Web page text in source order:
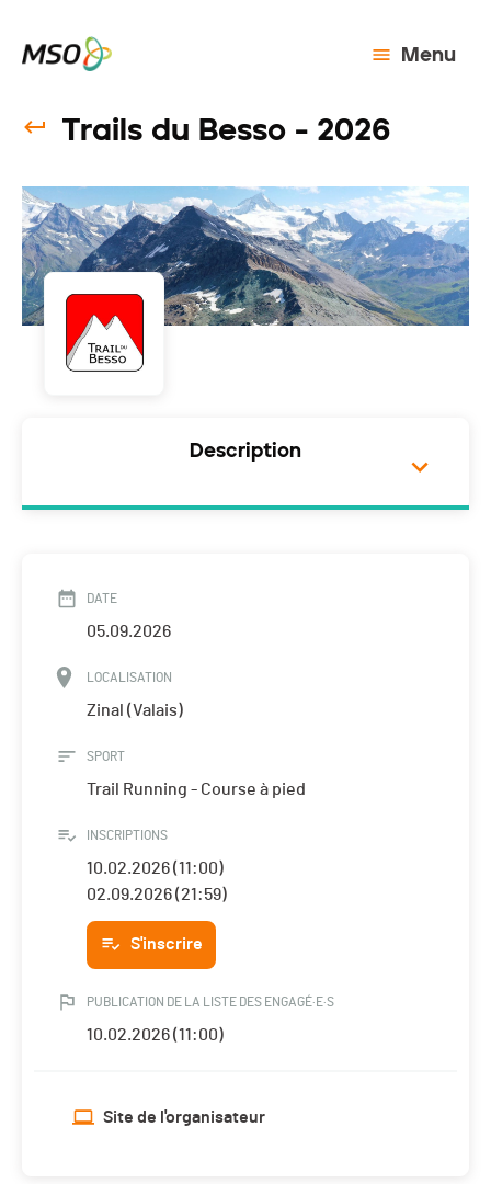
Menu
Trails du Besso - 2026
Description
DATE
05.09.2026
LOCALISATION
Zinal (Valais)
SPORT
Trail Running - Course à pied
INSCRIPTIONS
10.02.2026 (11:00)
02.09.2026 (21:59)
S'inscrire
PUBLICATION DE LA LISTE DES ENGAGÉ·E·S
10.02.2026 (11:00)
Site de l'organisateur